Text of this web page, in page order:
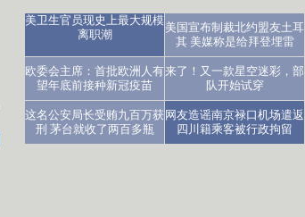
美卫生官员现史上最大规模
离职潮
医生：让人沮丧
美国宣布制裁北约盟友土耳
其 美媒称是给拜登埋雷
欧委会主席：首批欧洲人有
望年底前接种新冠疫苗
来了！又一款星空迷彩，部
队开始试穿
这名公安局长受贿九百万获
刑 茅台就收了两百多瓶
网友造谣南京禄口机场遣返
四川籍乘客被行政拘留